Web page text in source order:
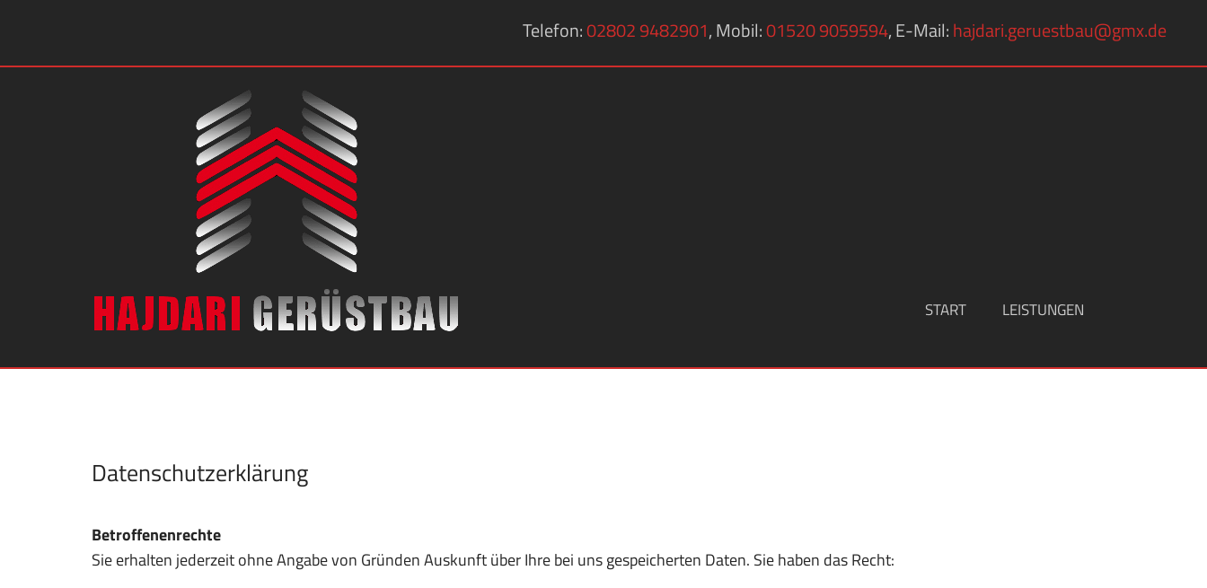
Telefon:02802 9482901, Mobil:01520 9059594, E-Mail:hajdari.geruestbau@gmx.de
START LEISTUNGEN
Datenschutzerklärung
Betroffenenrechte
Sie erhalten jederzeit ohne Angabe von Gründen Auskunft über Ihre bei uns gespeicherten Daten. Sie haben das Recht: